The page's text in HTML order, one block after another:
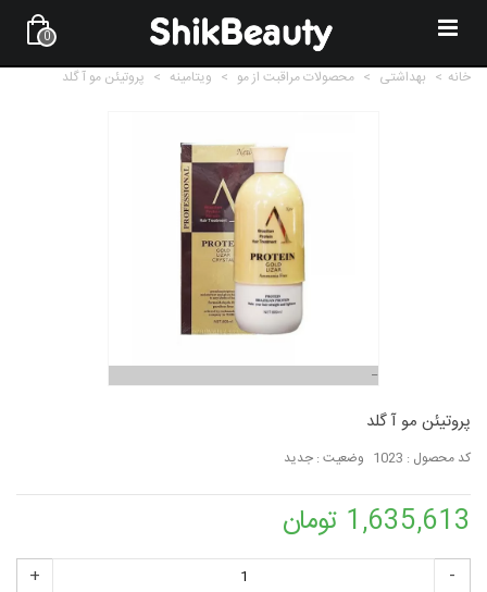
0
خانه > بهداشتی > محصولات مراقبت از مو > ویتامینه > پروتیئن مو آ گلد
پروتیئن مو آ گلد
کد محصول : 1023 وضعیت : جدید
1,635,613 تومان
-
+